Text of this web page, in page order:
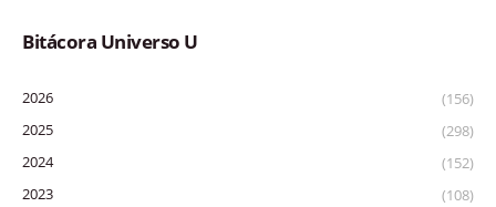
Bitácora Universo U
2026
(156)
2025
(298)
2024
(152)
2023
(108)